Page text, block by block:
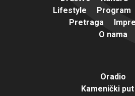
Lifestyle
Program
Pretraga
O nama
Oradio
Kamenički